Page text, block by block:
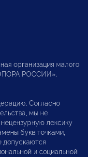
организация малого
РОССИИ».
Согласно
мы не
лексику
букв точками,
и социальной